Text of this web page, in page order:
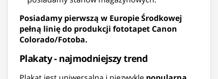
Posiadamy pierwszą w Europie Środkowej
pełną linię do produkcji fototapet Canon
Colorado/Fotoba.
Plakaty - najmodniejszy trend